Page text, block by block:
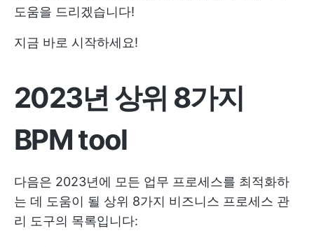
도움을 드리겠습니다!
지금 바로 시작하세요!
2023년 상위 8가지
BPM tool
다음은 2023년에 모든 업무 프로세스를 최적화하
는 데 도움이 될 상위 8가지 비즈니스 프로세스 관
리 도구의 목록입니다: